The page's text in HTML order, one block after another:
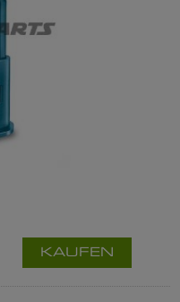
KAUFEN